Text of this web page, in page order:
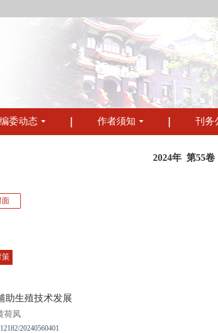
委动态 作者须知 刊务
2024年 第55
面
策
助生殖技术发展
荷凤
20240560401